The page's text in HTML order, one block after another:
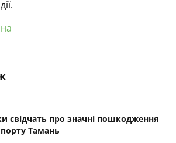
свідчать про значні пошкодження
Тамань